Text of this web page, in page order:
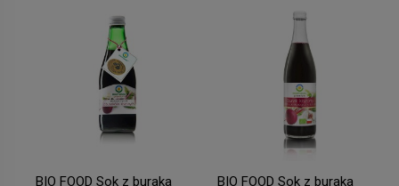
BIO FOOD Sok z buraka BIO FOOD Sok z buraka